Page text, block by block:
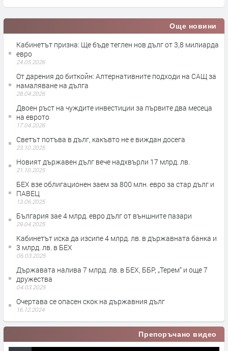
Още новини
Кабинетът призна: Ще бъде теглен нов дълг от 3,8 милиарда
евро
24.05.2026
От дарения до биткойн: Алтернативните подходи на САЩ за
намаляване на дълга
28.04.2026
Двоен ръст на чуждите инвестиции за първите два месеца
на еврото
17.04.2026
Светът потъва в дълг, какъвто не е виждан досега
23.10.2025
Новият държавен дълг вече надхвърли 17 млрд. лв.
21.10.2025
БЕХ взе облигационен заем за 800 млн. евро за стар дълг и
ПАВЕЦ
13.06.2025
България зае 4 млрд. евро дълг от външните пазари
29.04.2025
Кабинетът иска да изсипе 4 млрд. лв. в държавната банка и
3 млрд. лв. в БЕХ
06.03.2025
Държавата налива 7 млрд. лв. в БЕХ, ББР, „Терем“ и още 7
дружества
04.03.2025
Очертава се опасен скок на държавния дълг
16.12.2024
Препоръчано видео